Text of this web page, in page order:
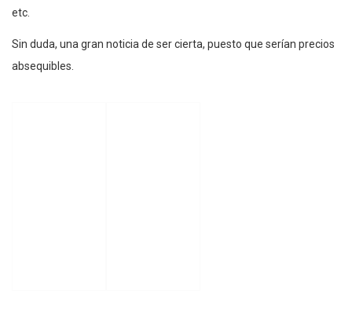
etc.
Sin duda, una gran noticia de ser cierta, puesto que serían precios
absequibles.